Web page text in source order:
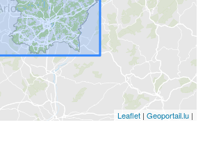
Leaflet | Geoportail.lu |